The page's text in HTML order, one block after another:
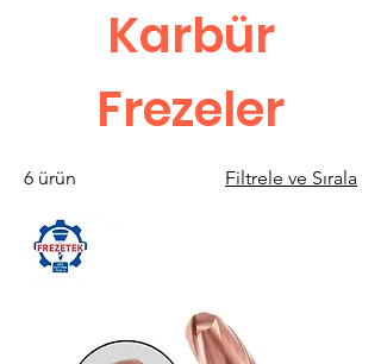
Karbür
Frezeler
6 ürün Filtrele ve Sırala